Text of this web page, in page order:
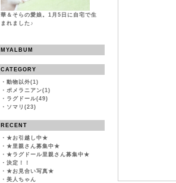
華＆そらの愛娘。1月5日に自宅で生
まれました♪
MYALBUM
CATEGORY
・ 動物以外(1)
・ ポメラニアン(1)
・ ラグドール(49)
・ ソマリ(23)
RECENT
・ ★お引越し中★
・ ★里親さん募集中★
・ ★ラグドール里親さん募集中★
・ 決定！！
・ ★お見合い写真★
・ 美人ちゃん